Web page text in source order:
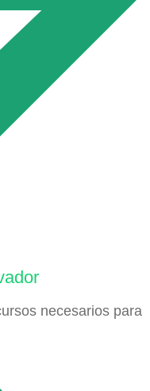
necesarios para